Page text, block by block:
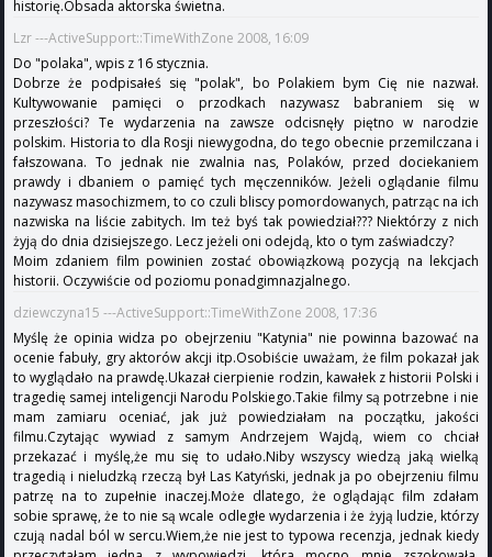
historię.Obsada aktorska świetna.
Lzr ---ActiveSupport::TimeWithZone 2008, 16:09
Do "polaka", wpis z 16 stycznia.
Dobrze że podpisałeś się "polak", bo Polakiem bym Cię nie nazwał.
Kultywowanie pamięci o przodkach nazywasz babraniem się w
przeszłości? Te wydarzenia na zawsze odcisnęły piętno w narodzie
polskim. Historia to dla Rosji niewygodna, do tego obecnie przemilczana i
fałszowana. To jednak nie zwalnia nas, Polaków, przed dociekaniem
prawdy i dbaniem o pamięć tych męczenników. Jeżeli oglądanie filmu
nazywasz masochizmem, to co czuli bliscy pomordowanych, patrząc na ich
nazwiska na liście zabitych. Im też byś tak powiedział??? Niektórzy z nich
żyją do dnia dzisiejszego. Lecz jeżeli oni odejdą, kto o tym zaświadczy?
Moim zdaniem film powinien zostać obowiązkową pozycją na lekcjach
historii. Oczywiście od poziomu ponadgimnazjalnego.
dziewczyna15 ---ActiveSupport::TimeWithZone 2008, 17:36
Myślę że opinia widza po obejrzeniu "Katynia" nie powinna bazować na
ocenie fabuły, gry aktorów akcji itp.Osobiście uważam, że film pokazał jak
to wyglądało na prawdę.Ukazał cierpienie rodzin, kawałek z historii Polski i
tragedię samej inteligencji Narodu Polskiego.Takie filmy są potrzebne i nie
mam zamiaru oceniać, jak już powiedziałam na początku, jakości
filmu.Czytając wywiad z samym Andrzejem Wajdą, wiem co chciał
przekazać i myślę,że mu się to udało.Niby wszyscy wiedzą jaką wielką
tragedią i nieludzką rzeczą był Las Katyński, jednak ja po obejrzeniu filmu
patrzę na to zupełnie inaczej.Może dlatego, że oglądając film zdałam
sobie sprawę, że to nie są wcale odległe wydarzenia i że żyją ludzie, którzy
czują nadal ból w sercu.Wiem,że nie jest to typowa recenzja, jednak kiedy